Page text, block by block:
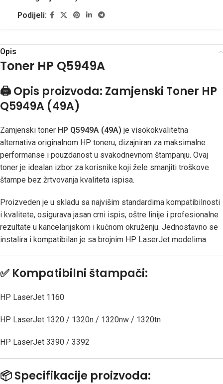
Podijeli:
Opis
Toner HP Q5949A
🖨️Opis proizvoda: Zamjenski Toner HP
Q5949A (49A)
Zamjenski toner HP Q5949A (49A) je visokokvalitetna
alternativa originalnom HP toneru, dizajniran za maksimalne
performanse i pouzdanost u svakodnevnom štampanju. Ovaj
toner je idealan izbor za korisnike koji žele smanjiti troškove
štampe bez žrtvovanja kvaliteta ispisa.
Proizveden je u skladu sa najvišim standardima kompatibilnosti
i kvalitete, osigurava jasan crni ispis, oštre linije i profesionalne
rezultate u kancelarijskom i kućnom okruženju. Jednostavno se
instalira i kompatibilan je sa brojnim HP LaserJet modelima.
✅ Kompatibilni štampači:
HP LaserJet 1160
HP LaserJet 1320 / 1320n / 1320nw / 1320tn
HP LaserJet 3390 / 3392
📦Specifikacije proizvoda: